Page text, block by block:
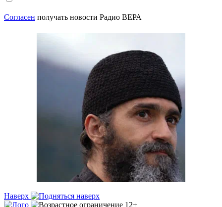
Согласен получать новости Радио ВЕРА
Наверх